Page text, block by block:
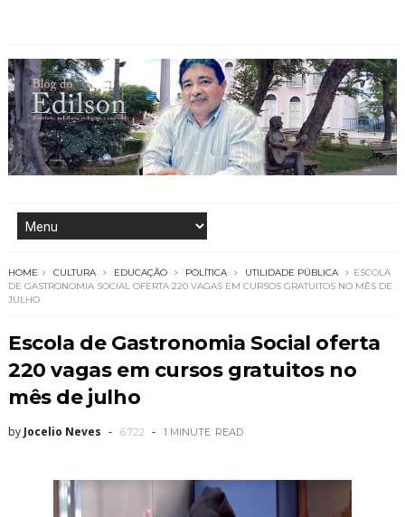
HOME CULTURA EDUCAÇÃO POLÍTICA UTILIDADE PÚBLICA
ESCOLA
DE GASTRONOMIA SOCIAL OFERTA 220 VAGAS EM CURSOS GRATUITOS NO MÊS DE
JULHO
Escola de Gastronomia Social oferta
220 vagas em cursos gratuitos no
mês de julho
by Jocelio Neves 6.7.22 1 MINUTE READ